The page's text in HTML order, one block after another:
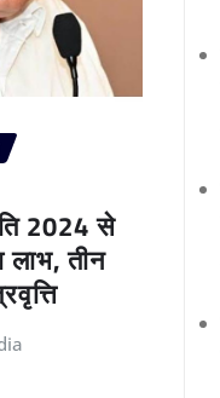
2024 से
लाभ, तीन